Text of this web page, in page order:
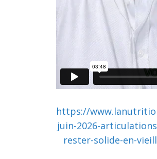
https://
juin-2026-
rester-solide-en-